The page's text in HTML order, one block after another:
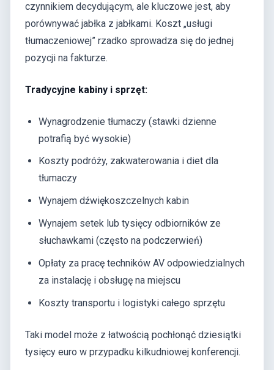
czynnikiem decydującym, ale kluczowe jest, aby
porównywać jabłka z jabłkami. Koszt „usługi
tłumaczeniowej” rzadko sprowadza się do jednej
pozycji na fakturze.
Tradycyjne kabiny i sprzęt:
Wynagrodzenie tłumaczy (stawki dzienne
potrafią być wysokie)
Koszty podróży, zakwaterowania i diet dla
tłumaczy
Wynajem dźwiękoszczelnych kabin
Wynajem setek lub tysięcy odbiorników ze
słuchawkami (często na podczerwień)
Opłaty za pracę techników AV odpowiedzialnych
za instalację i obsługę na miejscu
Koszty transportu i logistyki całego sprzętu
Taki model może z łatwością pochłonąć dziesiątki
tysięcy euro w przypadku kilkudniowej konferencji.